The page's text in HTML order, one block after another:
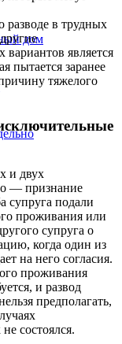
дом
разводе в трудных
является
пытается заранее
тяжелого
и двух
— признание
супруга подали
проживания или
супруга о
когда один из
на него согласия.
проживания
и развод
предполагать,
состоялся.